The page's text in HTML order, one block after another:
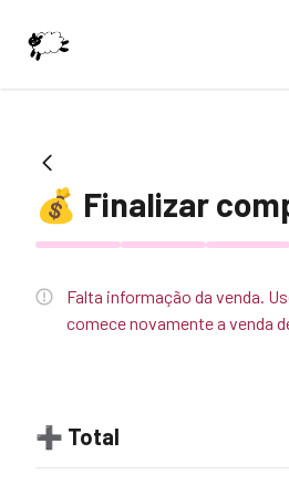
💰 Finalizar
Falta informação da venda.
comece novamente a venda
➕ Total